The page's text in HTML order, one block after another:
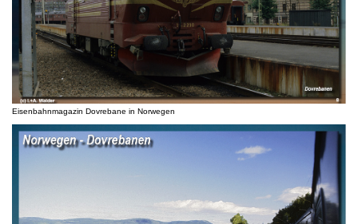
Eisenbahnmagazin Dovrebane in Norwegen